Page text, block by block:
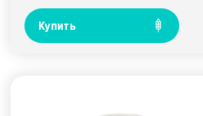
Купить